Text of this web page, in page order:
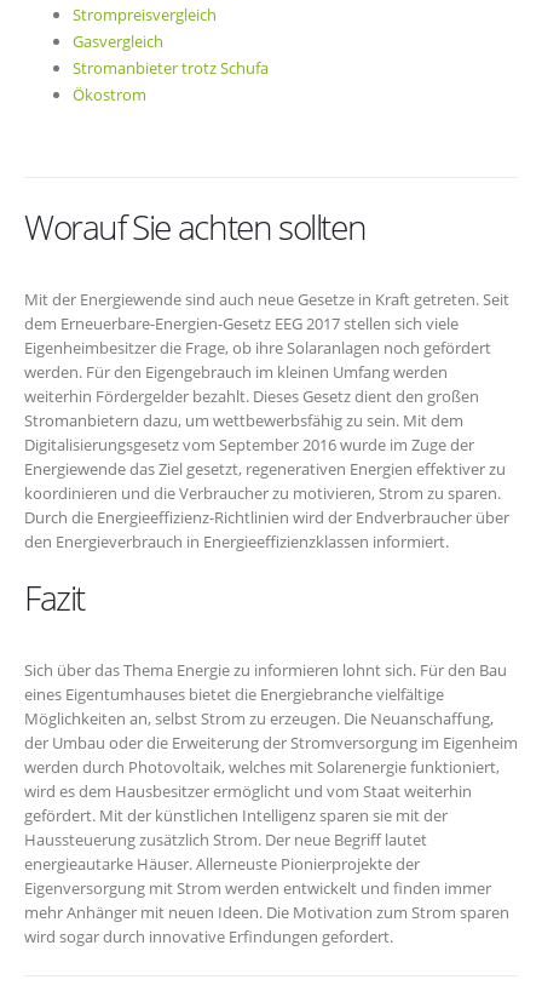
Strompreisvergleich
Gasvergleich
Stromanbieter trotz Schufa
Ökostrom
Worauf Sie achten sollten
Mit der Energiewende sind auch neue Gesetze in Kraft getreten. Seit
dem Erneuerbare-Energien-Gesetz EEG 2017 stellen sich viele
Eigenheimbesitzer die Frage, ob ihre Solaranlagen noch gefördert
werden. Für den Eigengebrauch im kleinen Umfang werden
weiterhin Fördergelder bezahlt. Dieses Gesetz dient den großen
Stromanbietern dazu, um wettbewerbsfähig zu sein. Mit dem
Digitalisierungsgesetz vom September 2016 wurde im Zuge der
Energiewende das Ziel gesetzt, regenerativen Energien effektiver zu
koordinieren und die Verbraucher zu motivieren, Strom zu sparen.
Durch die Energieeffizienz-Richtlinien wird der Endverbraucher über
den Energieverbrauch in Energieeffizienzklassen informiert.
Fazit
Sich über das Thema Energie zu informieren lohnt sich. Für den Bau
eines Eigentumhauses bietet die Energiebranche vielfältige
Möglichkeiten an, selbst Strom zu erzeugen. Die Neuanschaffung,
der Umbau oder die Erweiterung der Stromversorgung im Eigenheim
werden durch Photovoltaik, welches mit Solarenergie funktioniert,
wird es dem Hausbesitzer ermöglicht und vom Staat weiterhin
gefördert. Mit der künstlichen Intelligenz sparen sie mit der
Haussteuerung zusätzlich Strom. Der neue Begriff lautet
energieautarke Häuser. Allerneuste Pionierprojekte der
Eigenversorgung mit Strom werden entwickelt und finden immer
mehr Anhänger mit neuen Ideen. Die Motivation zum Strom sparen
wird sogar durch innovative Erfindungen gefordert.